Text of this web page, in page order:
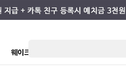
웨이크/서핑